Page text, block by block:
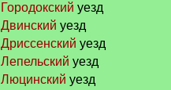
Городокский уезд
Двинский уезд
Дриссенский уезд
Лепельский уезд
Люцинский уезд